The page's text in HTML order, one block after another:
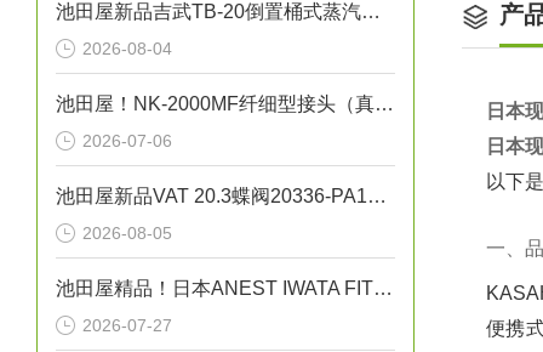
池田屋新品吉武TB-20倒置桶式蒸汽疏水阀正式发布
2026-08-04
池田屋！NK-2000MF纤细型接头（真空法兰）金属软管技术
2026-07-06
池田屋新品VAT 20.3蝶阀20336-PA14正式发布
2026-08-05
池田屋精品！日本ANEST IWATA FIT13032无油活塞式空压机
2026-07-27
产
日本
日本
以下
一、
便携